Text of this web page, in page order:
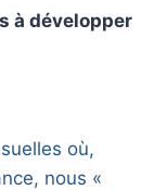
à développer
où,
nous «